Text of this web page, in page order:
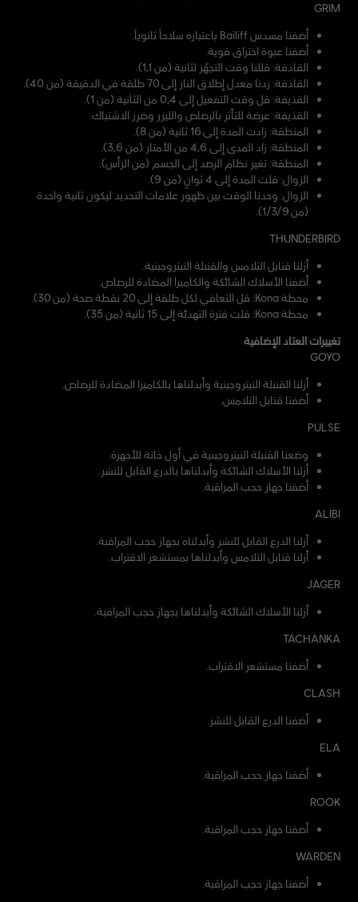
GRIM
أضفنا مسدس Bailiff باعتباره سلاحاً ثانوياً.
أضفنا عبوة اختراق قوية.
القاذفة: قللنا وقت التجهُز لثانية (من 1,1).
القاذفة: زدنا معدل إطلاق النار إلى 70 طلقة في الدقيقة (من 40).
القذيفة: قل وقت التفعيل إلى 0,4 من الثانية (من 1).
القذيفة: عرضة للتأثر بالرصاص والليزر وضرر الاشتباك.
المنطقة: زادت المدة إلى 16 ثانية (من 8).
المنطقة: زاد المدى إلى 4,6 من الأمتار (من 3,6).
المنطقة: تغير نظام الرصد إلى الجسم (من الرأس).
الزوال: قلت المدة إلى 4 ثوانٍ (من 9).
الزوال: وحدنا الوقت بين ظهور علامات التحديد ليكون ثانية واحدة
(من 1/3/9).
THUNDERBIRD
أزلنا قنابل التلامس والقنبلة النيتروجينية.
أضفنا الأسلاك الشائكة والكاميرا المضادة للرصاص.
محطة Kona: قل التعافي لكل طلقة إلى 20 نقطة صحة (من 30).
محطة Kona: قلت فترة التهدئة إلى 15 ثانية (من 35).
تغييرات العتاد الإضافية
GOYO
أزلنا القنبلة النيتروجينية وأبدلناها بالكاميرا المضادة للرصاص.
أضفنا قنابل التلامس.
PULSE
وضعنا القنبلة النيتروجينية في أول خانة للأجهزة.
أزلنا الأسلاك الشائكة وأبدلناها بالدرع القابل للنشر.
أضفنا جهاز حجب المراقبة.
ALIBI
أزلنا الدرع القابل للنشر وأبدلناه بجهاز حجب المراقبة.
أزلنا قنابل التلامس وأبدلناها بمستشعر الاقتراب.
JAGER
أزلنا الأسلاك الشائكة وأبدلناها بجهاز حجب المراقبة.
TACHANKA
أضفنا مستشعر الاقتراب.
CLASH
أضفنا الدرع القابل للنشر.
ELA
أضفنا جهاز حجب المراقبة.
ROOK
أضفنا جهاز حجب المراقبة.
WARDEN
أضفنا جهاز حجب المراقبة.